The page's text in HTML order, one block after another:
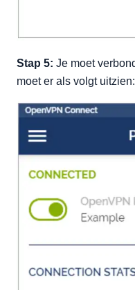
Stap 5: Je moet
moet er als volgt uitzien: